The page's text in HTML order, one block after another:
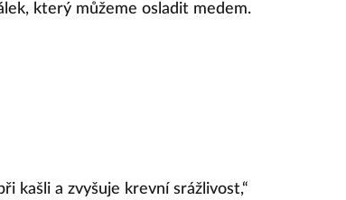
který můžeme osladit medem.
kašli a zvyšuje krevní srážlivost,“